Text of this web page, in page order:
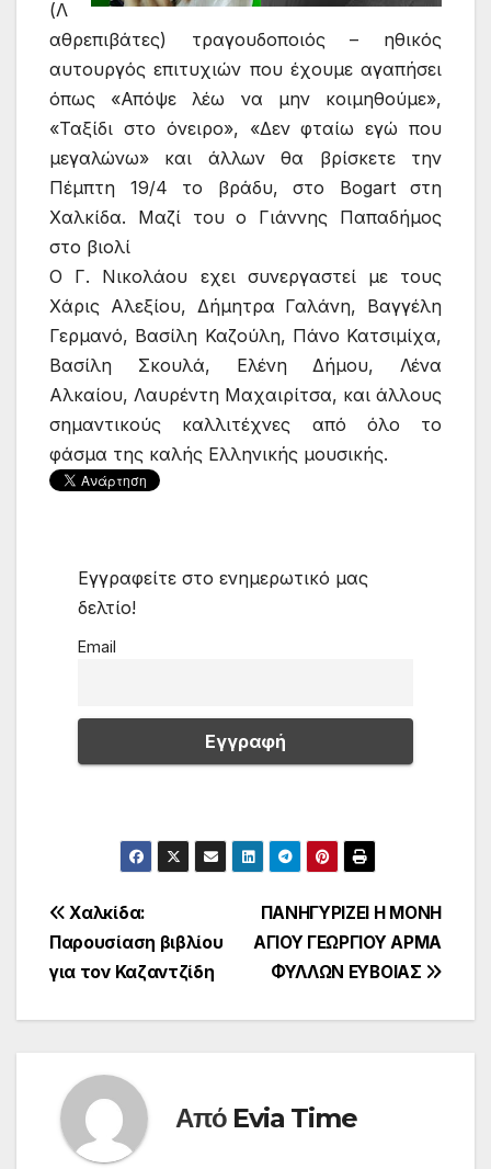
(Λ
αθρεπιβάτες) τραγουδοποιός – ηθικός
αυτουργός επιτυχιών που έχουμε αγαπήσει
όπως «Απόψε λέω να μην κοιμηθούμε»,
«Ταξίδι στο όνειρο», «Δεν φταίω εγώ που
μεγαλώνω» και άλλων θα βρίσκετε την
Πέμπτη 19/4 το βράδυ, στο Bogart στη
Χαλκίδα. Μαζί του ο Γιάννης Παπαδήμος
στο βιολί
Ο Γ. Νικολάου εχει συνεργαστεί με τους
Χάρις Αλεξίου, Δήμητρα Γαλάνη, Βαγγέλη
Γερμανό, Βασίλη Καζούλη, Πάνο Κατσιμίχα,
Βασίλη Σκουλά, Ελένη Δήμου, Λένα
Αλκαίου, Λαυρέντη Μαχαιρίτσα, και άλλους
σημαντικούς καλλιτέχνες από όλο το
φάσμα της καλής Ελληνικής μουσικής.
Εγγραφείτε στο ενημερωτικό μας
δελτίο!
Email
Πλοήγηση
άρθρων
ΠΑΝΗΓΥΡΙΖΕΙ Η ΜΟΝΗ
ΑΓΙΟΥ ΓΕΩΡΓΙΟΥ ΑΡΜΑ
ΦΥΛΛΩΝ ΕΥΒΟΙΑΣ
Χαλκίδα:
Παρουσίαση βιβλίου
για τον Καζαντζίδη
Από Evia Time